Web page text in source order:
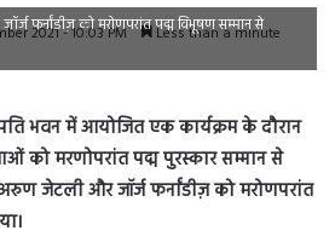
2021 - 10:03 PM Less than a minute
फर्नांडीज़ को मरोणपरांत पद्म विभूषण सम्मान से
भवन में आयोजित एक कार्यक्रम के दौरान
को मरणोपरांत पद्म पुरस्कार सम्मान से
जेटली और जॉर्ज फर्नांडीज़ को मरोणपरांत